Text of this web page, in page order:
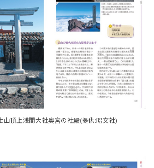
山頂上浅間大社奥宮の社殿(提供:昭文社)